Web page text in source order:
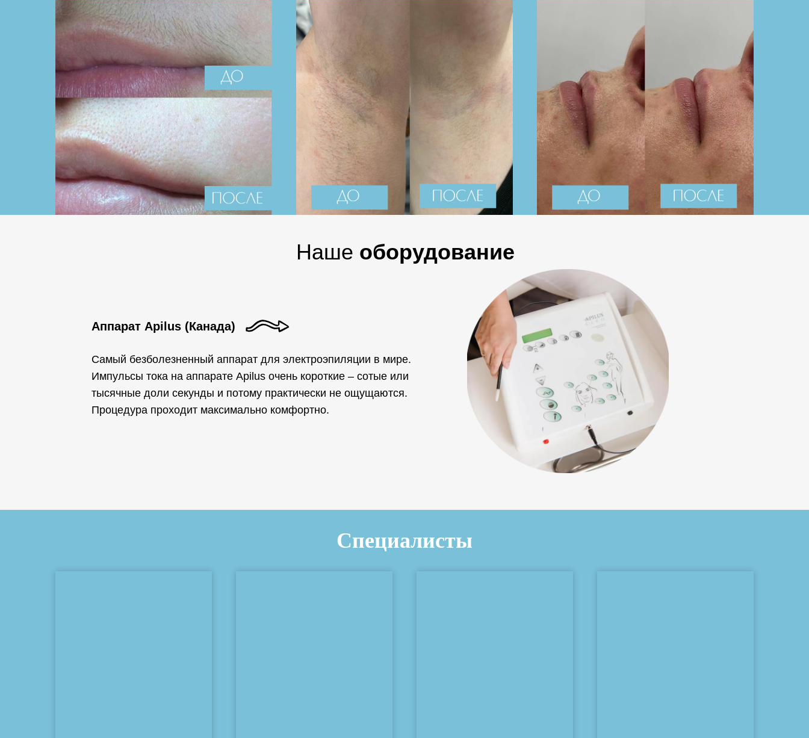
Наше оборудование
Самый безболезненный аппарат для электроэпиляции в мире.
Импульсы тока на аппарате Apilus очень короткие – сотые или
тысячные доли секунды и потому практически не ощущаются.
Процедура проходит максимально комфортно.
Аппарат Apilus (Канада)
Специалисты